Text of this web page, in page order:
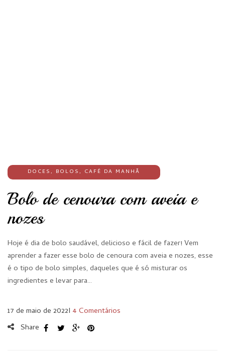
DOCES, BOLOS, CAFÉ DA MANHÃ
Bolo de cenoura com aveia e
nozes
Hoje é dia de bolo saudável, delicioso e fácil de fazer! Vem
aprender a fazer esse bolo de cenoura com aveia e nozes, esse
é o tipo de bolo simples, daqueles que é só misturar os
ingredientes e levar para…
17 de maio de 2022I 4 Comentários
Share